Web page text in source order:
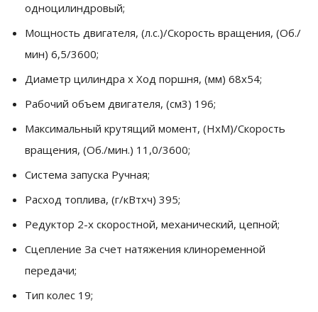
одноцилиндровый;
Мощность двигателя, (л.с.)/Скорость вращения, (Об./
мин) 6,5/3600;
Диаметр цилиндра х Ход поршня, (мм) 68х54;
Рабочий объем двигателя, (см3) 196;
Максимальный крутящий момент, (НхМ)/Скорость
вращения, (Об./мин.) 11,0/3600;
Система запуска Ручная;
Расход топлива, (г/кВтхч) 395;
Редуктор 2-х скоростной, механический, цепной;
Сцепление За счет натяжения клиноременной
передачи;
Тип колес 19;